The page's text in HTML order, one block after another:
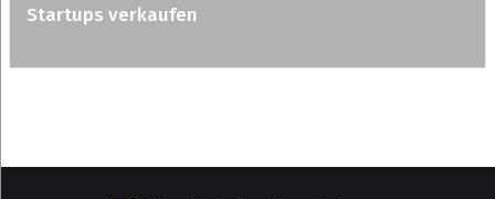
Startups verkaufen